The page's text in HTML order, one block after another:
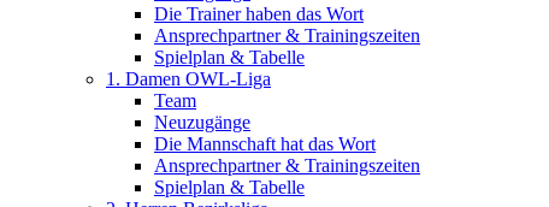
Die Trainer haben das Wort
Ansprechpartner & Trainingszeiten
Spielplan & Tabelle
1. Damen OWL-Liga
Team
Neuzugänge
Die Mannschaft hat das Wort
Ansprechpartner & Trainingszeiten
Spielplan & Tabelle